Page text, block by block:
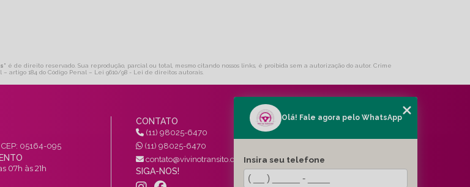
" é de direito reservado. Sua reprodução, parcial ou total, mesmo citando nossos links, é proibida sem a autorização do autor. Crime
artigo 184 do Código Penal – Lei 9610/98 - Lei de direitos autorais.
05164-095
07h às 21h
CONTATO
(11) 98025-6470
(11) 98025-6470
contato@vivinotransito.com.br
SIGA-NOS!
MENU
SERVIÇOS
Olá! Fale agora pelo WhatsApp
Insira seu telefone